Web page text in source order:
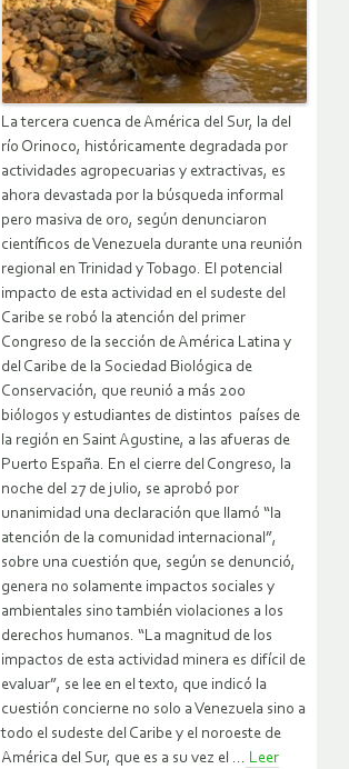
La tercera cuenca de América del Sur, la del
río Orinoco, históricamente degradada por
actividades agropecuarias y extractivas, es
ahora devastada por la búsqueda informal
pero masiva de oro, según denunciaron
científicos de Venezuela durante una reunión
regional en Trinidad y Tobago. El potencial
impacto de esta actividad en el sudeste del
Caribe se robó la atención del primer
Congreso de la sección de América Latina y
del Caribe de la Sociedad Biológica de
Conservación, que reunió a más 200
biólogos y estudiantes de distintos países de
la región en Saint Agustine, a las afueras de
Puerto España. En el cierre del Congreso, la
noche del 27 de julio, se aprobó por
unanimidad una declaración que llamó “la
atención de la comunidad internacional”,
sobre una cuestión que, según se denunció,
genera no solamente impactos sociales y
ambientales sino también violaciones a los
derechos humanos. “La magnitud de los
impactos de esta actividad minera es difícil de
evaluar”, se lee en el texto, que indicó la
cuestión concierne no solo a Venezuela sino a
todo el sudeste del Caribe y el noroeste de
América del Sur, que es a su vez el ... Leer